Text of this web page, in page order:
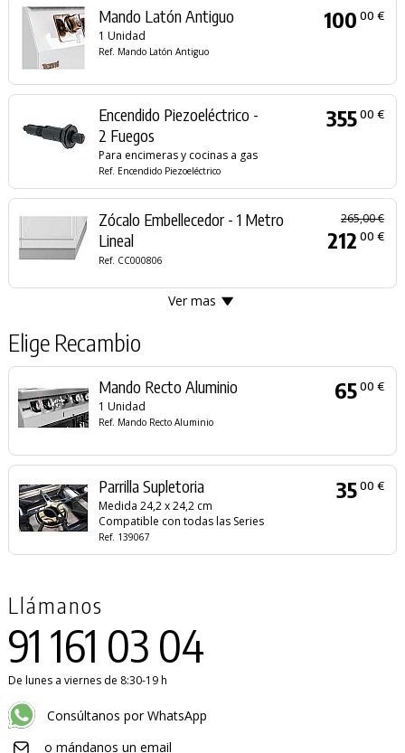
Mando Latón Antiguo
1 Unidad
Ref. Mando Latón Antiguo
100 00 €
Encendido Piezoeléctrico -
2 Fuegos
Para encimeras y cocinas a gas
Ref. Encendido Piezoeléctrico
35500 €
Zócalo Embellecedor - 1 Metro
Lineal
Ref. CC000806
265,00 €
212 00 €
Ver mas
Elige Recambio
Mando Recto Aluminio
1 Unidad
Ref. Mando Recto Aluminio
6500 €
Parrilla Supletoria
Medida 24,2 x 24,2 cm
Compatible con todas las Series
Ref. 139067
3500 €
Llámanos
91 161 03 04
De lunes a viernes de 8:30-19 h
Consúltanos por WhatsApp
o mándanos un email